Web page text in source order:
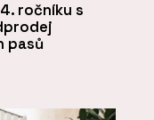
ročníku s
pasů